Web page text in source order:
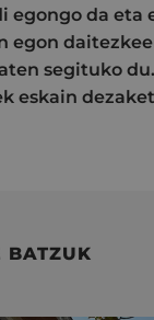
egongo da eta
egon
segituko
eskain
BATZUK